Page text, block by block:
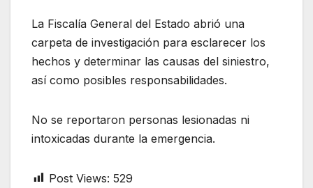
La Fiscalía General del Estado abrió una
carpeta de investigación para esclarecer los
hechos y determinar las causas del siniestro,
así como posibles responsabilidades.
No se reportaron personas lesionadas ni
intoxicadas durante la emergencia.
Post Views: 529